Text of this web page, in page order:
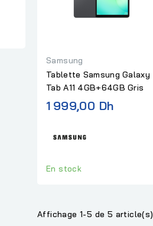
Samsung
Tablette Samsung Galaxy
Tab A11 4GB+64GB Gris
1 999,00 Dh
En stock
Affichage 1-5 de 5 article(s)